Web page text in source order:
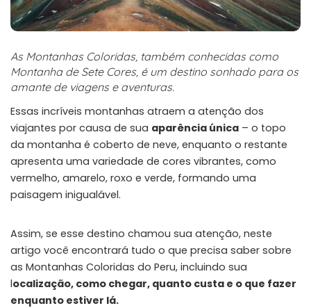
As Montanhas Coloridas, também conhecidas como
Montanha de Sete Cores, é um destino sonhado para os
amante de viagens e aventuras.
Essas incríveis montanhas atraem a atenção dos
viajantes por causa de sua aparência única – o topo
da montanha é coberto de neve, enquanto o restante
apresenta uma variedade de cores vibrantes, como
vermelho, amarelo, roxo e verde, formando uma
paisagem inigualável.
Assim, se esse destino chamou sua atenção, neste
artigo você encontrará tudo o que precisa saber sobre
as Montanhas Coloridas do Peru, incluindo sua
localização, como chegar, quanto custa e o que fazer
enquanto estiver lá.